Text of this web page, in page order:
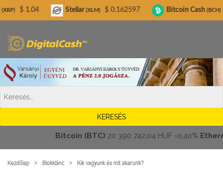
Bitcoin (BTC)20 390 742,04 HUF-0,40% Ethereum
Kezdőlap Blokklánc Kik vagyunk és mit akarunk?
Stellar(XLM) $ 0.162597 Bitcoin Cash(BCH) $ 213.30
Digitalcash.hu